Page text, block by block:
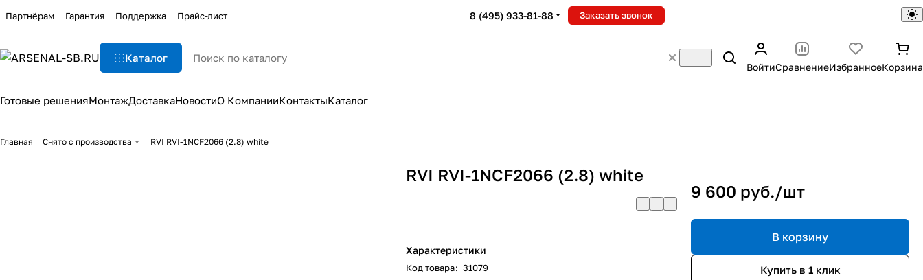
Партнёрам Гарантия Поддержка Прайс-лист 8 (495) 933-81-88 Заказать звонок
Каталог
ВойтиСравнениеИзбранноеКорзина
Готовые решенияМонтажДоставкаНовостиО КомпанииКонтактыКаталог
Главная Снято с производства RVI RVI-1NCF2066 (2.8) white
RVI RVI-1NCF2066 (2.8) white
Характеристики
Код товара: 31079
9 600 руб./шт
В корзину
Купить в 1 клик